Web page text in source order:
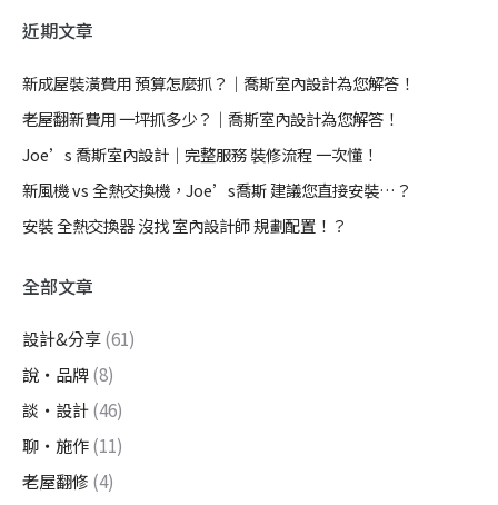
近期文章
新成屋裝潢費用 預算怎麼抓？｜喬斯室內設計為您解答！
老屋翻新費用 一坪抓多少？｜喬斯室內設計為您解答！
Joe’s 喬斯室內設計｜完整服務 裝修流程 一次懂！
新風機 vs 全熱交換機，Joe’s喬斯 建議您直接安裝…？
安裝 全熱交換器 沒找 室內設計師 規劃配置！？
全部文章
設計&分享(61)
說・品牌(8)
談・設計(46)
聊・施作(11)
老屋翻修 (4)